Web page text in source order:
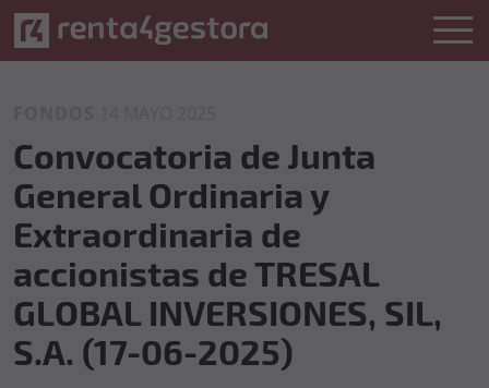
Convocatoria de Junta
General Ordinaria y
Extraordinaria de
accionistas de TRESAL
GLOBAL INVERSIONES, SIL,
S.A. (17-06-2025)